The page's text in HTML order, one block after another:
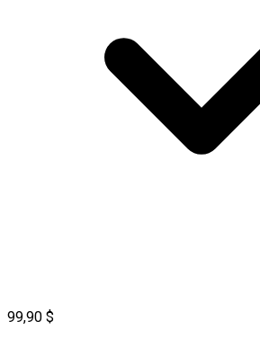
99,90 $